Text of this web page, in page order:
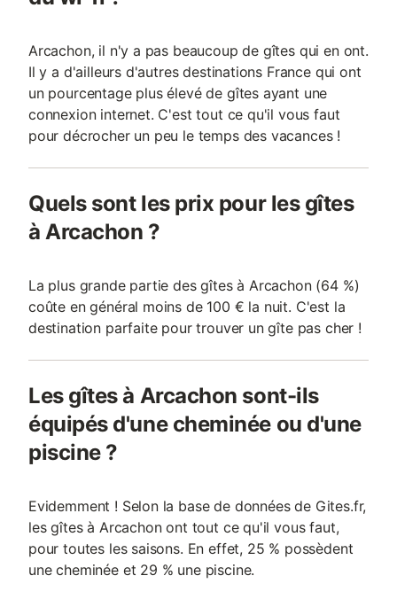
Arcachon, il n'y a pas beaucoup de gîtes qui en ont.
Il y a d'ailleurs d'autres destinations France qui ont
un pourcentage plus élevé de gîtes ayant une
connexion internet. C'est tout ce qu'il vous faut
pour décrocher un peu le temps des vacances !
Quels sont les prix pour les gîtes
à Arcachon ?
La plus grande partie des gîtes à Arcachon (64 %)
coûte en général moins de 100 € la nuit. C'est la
destination parfaite pour trouver un gîte pas cher !
Les gîtes à Arcachon sont-ils
équipés d'une cheminée ou d'une
piscine ?
Evidemment ! Selon la base de données de Gites.fr,
les gîtes à Arcachon ont tout ce qu'il vous faut,
pour toutes les saisons. En effet, 25 % possèdent
une cheminée et 29 % une piscine.